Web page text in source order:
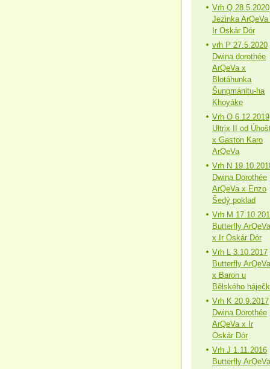
Vrh Q 28.5.2020
Jezinka ArQeVa
Ir Oskár Dór
vrh P 27.5.2020
Dwina dorothée
ArQeVa x
Blotáhunka
Šungmánitu-ha
Khoyáke
Vrh O 6.12.2019
Ultrix II od
x Gaston Karo
ArQeVa
Vrh N
Dwina Dorothée
ArQeVa x Enzo
Šedý poklad
Vrh M
Butterfly ArQeVa
x Ir Oskár Dór
Vrh L 3.10.2017
Butterfly ArQeVa
x Baron u
Bělského
Vrh K 20.9.2017
Dwina Dorothée
ArQeVa x Ir
Oskár Dór
Vrh J 1.11.2016
Butterfly ArQeVa